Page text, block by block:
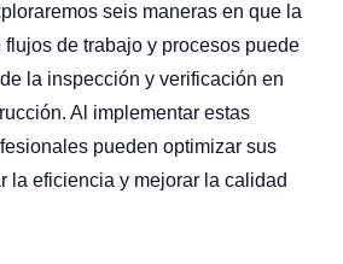
seis maneras en que la
de trabajo y procesos puede
la inspección y verificación en
Al implementar estas
pueden optimizar sus
la eficiencia y mejorar la calidad